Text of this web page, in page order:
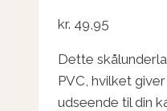
kr. 49,95
Dette
PVC, hvilket
udseende til din